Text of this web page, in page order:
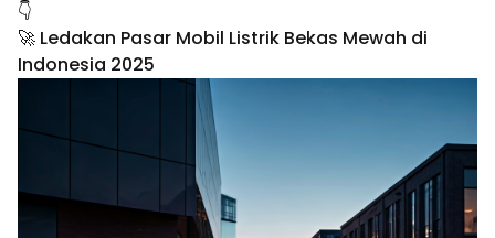
👇
🚀 Ledakan Pasar Mobil Listrik Bekas Mewah di
Indonesia 2025